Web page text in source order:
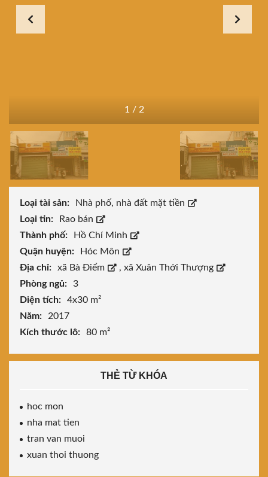
1 / 2
Loại tài sản:
Nhà phố, nhà đất mặt tiền
Loại tin:
Rao bán
Thành phố:
Hồ Chí Minh
Quận huyện:
Hóc Môn
Địa chỉ:
xã Bà Điểm , xã Xuân Thới Thượng
Phòng ngủ:
3
Diện tích:
4x30 m²
Năm:
2017
Kích thước lô:
80 m²
THẺ TỪ KHÓA
hoc mon
nha mat tien
tran van muoi
xuan thoi thuong